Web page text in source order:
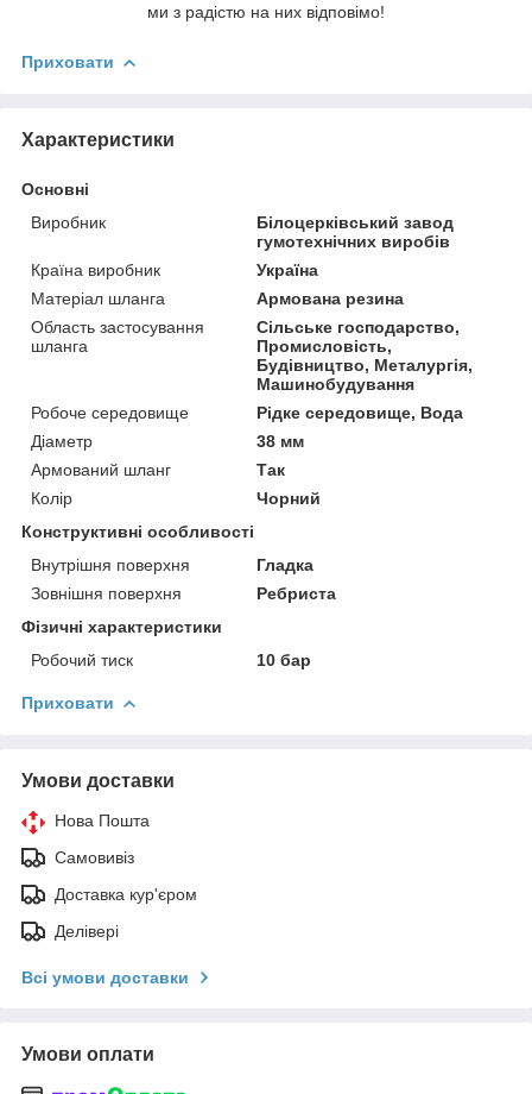
ми з радістю на них відповімо!
Приховати
Характеристики
Основні
Виробник
Білоцерківський завод
гумотехнічних виробів
Країна виробник
Україна
Матеріал шланга
Армована резина
Область застосування
шланга
Сільське господарство,
Промисловість,
Будівництво, Металургія,
Машинобудування
Робоче середовище
Рідке середовище, Вода
Діаметр
38 мм
Армований шланг
Так
Колір
Чорний
Конструктивні особливості
Внутрішня поверхня
Гладка
Зовнішня поверхня
Ребриста
Фізичні характеристики
Робочий тиск
10 бар
Приховати
Умови доставки
Нова Пошта
Самовивіз
Доставка кур'єром
Делівері
Всі умови доставки
Умови оплати